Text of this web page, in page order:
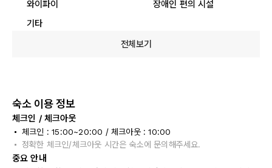
와이파이
장애인 편의 시설
기타
전체보기
숙소 이용 정보
체크인 / 체크아웃
체크인 : 15:00~20:00 / 체크아웃 : 10:00
정확한 체크인/체크아웃 시간은 숙소에 문의해주세요.
중요 안내